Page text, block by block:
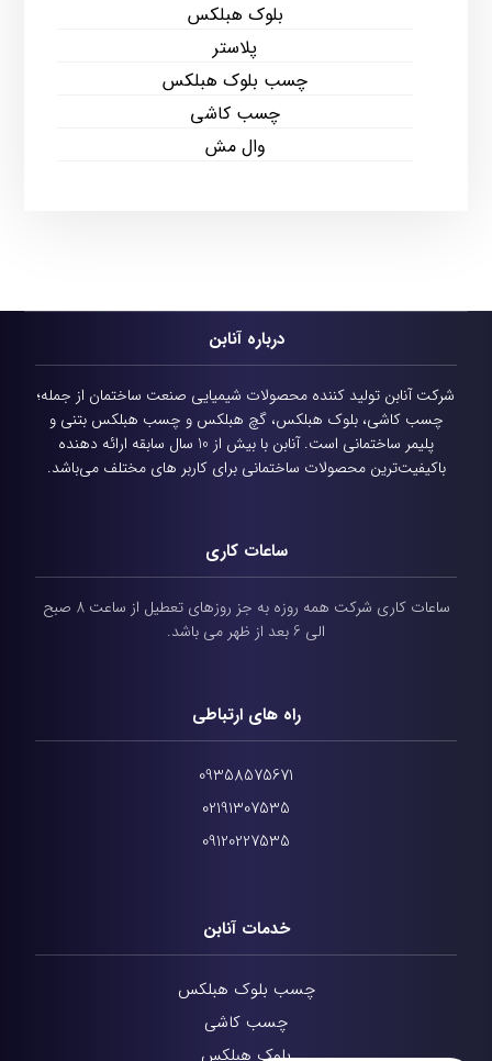
بلوک هبلکس
پلاستر
چسب بلوک هبلکس
چسب کاشی
وال مش
درباره آنابن
شرکت آنابن تولید کننده محصولات شیمیایی صنعت ساختمان از جمله؛
چسب کاشی، بلوک هبلکس، گچ هبلکس و چسب هبلکس بتنی و
پلیمر ساختمانی است.
آنابن با بیش از 10 سال سابقه ارائه دهنده
باکیفیت‌ترین محصولات ساختمانی برای کاربر های مختلف می‌باشد.
ساعات کاری
ساعات کاری شرکت همه روزه به جز روزهای تعطیل از ساعت 8 صبح
الی 6 بعد از ظهر می باشد.
راه های ارتباطی
09358575671
02191307535
09120227535
خدمات آنابن
چسب بلوک هبلکس
چسب کاشی